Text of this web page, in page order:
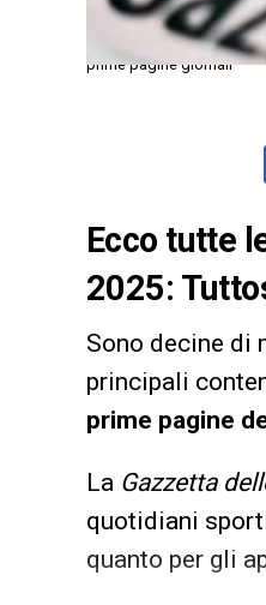
prime pagine giornali
Ecco tutte
2025:
Sono decine di
principali
prime pagine
La Gazzetta
quotidiani
quanto per gli